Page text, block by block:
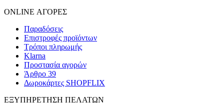
ONLINE ΑΓΟΡΕΣ
Παραδόσεις
Επιστροφές προϊόντων
Τρόποι πληρωμής
Klarna
Προστασία αγορών
Άρθρο 39
Δωροκάρτες SHOPFLIX
ΕΞΥΠΗΡΕΤΗΣΗ ΠΕΛΑΤΩΝ